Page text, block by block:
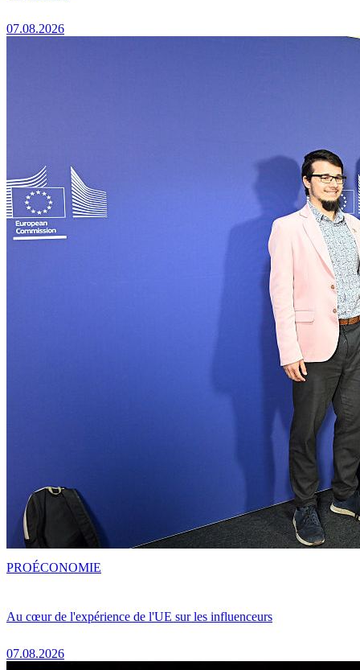
07.08.2026
Au cœur de l'expérience de l'UE sur les influenceurs
07.08.2026
PROÉCONOMIE